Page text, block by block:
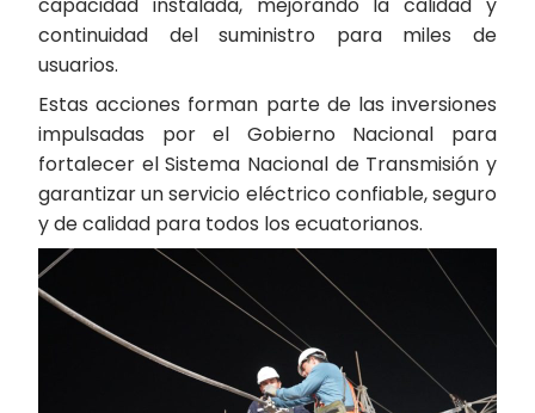
continuidad del suministro para miles de
usuarios.
Estas acciones forman parte de las inversiones
impulsadas por el Gobierno Nacional para
fortalecer el Sistema Nacional de Transmisión y
garantizar un servicio eléctrico confiable, seguro
y de calidad para todos los ecuatorianos.